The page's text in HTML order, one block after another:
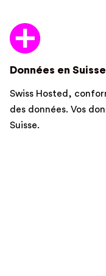
Données en Suisse
Swiss Hosted,
des données. Vos
Suisse.